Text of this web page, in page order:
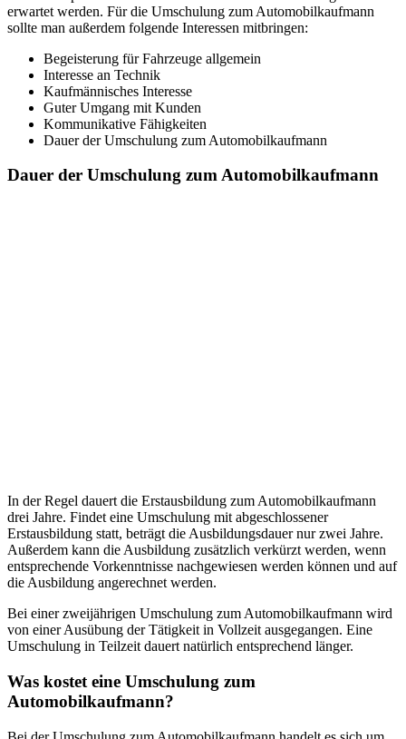
erwartet werden. Für die Umschulung zum Automobilkaufmann
sollte man außerdem folgende Interessen mitbringen:
Begeisterung für Fahrzeuge allgemein
Interesse an Technik
Kaufmännisches Interesse
Guter Umgang mit Kunden
Kommunikative Fähigkeiten
Dauer der Umschulung zum Automobilkaufmann
Dauer der Umschulung zum Automobilkaufmann
In der Regel dauert die Erstausbildung zum Automobilkaufmann
drei Jahre. Findet eine Umschulung mit abgeschlossener
Erstausbildung statt, beträgt die Ausbildungsdauer nur zwei Jahre.
Außerdem kann die Ausbildung zusätzlich verkürzt werden, wenn
entsprechende Vorkenntnisse nachgewiesen werden können und auf
die Ausbildung angerechnet werden.
Bei einer zweijährigen Umschulung zum Automobilkaufmann wird
von einer Ausübung der Tätigkeit in Vollzeit ausgegangen. Eine
Umschulung in Teilzeit dauert natürlich entsprechend länger.
Was kostet eine Umschulung zum
Automobilkaufmann?